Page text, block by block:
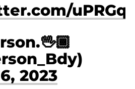
2023